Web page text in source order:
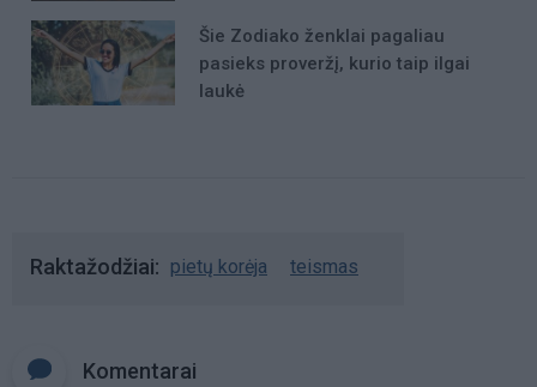
Šie Zodiako ženklai pagaliau
pasieks proveržį, kurio taip ilgai
laukė
Raktažodžiai pietų korėja teismas
Komentarai